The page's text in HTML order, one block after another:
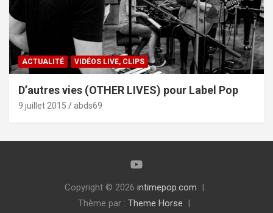
ACTUALITÉ VIDÉOS LIVE, CLIPS
D’autres vies (OTHER LIVES) pour Label Pop
9 juillet 2015 abds69
Copyright © 2026 intimepop.com
Thème par : Theme Horse